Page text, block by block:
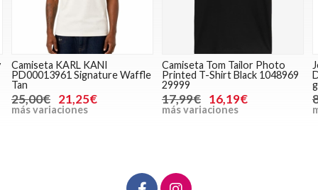
Camiseta KARL KANI
PD00013961 Signature Waffle
Tan
25,00€ 21,25€
más variaciones
Camiseta Tom Tailor Photo
Printed T-Shirt Black 1048969
29999
17,99€ 16,19€
más variaciones